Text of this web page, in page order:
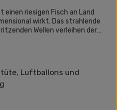
einen riesigen Fisch an Land
wirkt. Das strahlende
Wellen verleihen der
für Kinder, die das